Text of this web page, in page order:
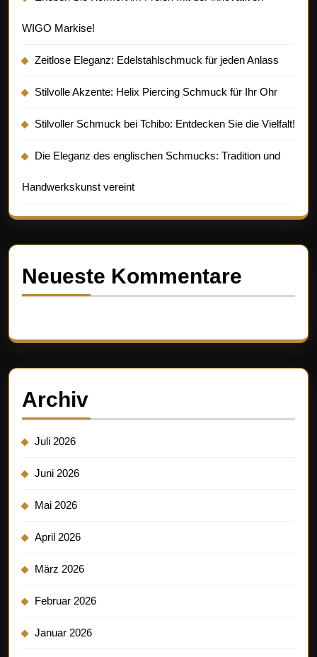
WIGO Markise!
Zeitlose Eleganz: Edelstahlschmuck für jeden Anlass
Stilvolle Akzente: Helix Piercing Schmuck für Ihr Ohr
Stilvoller Schmuck bei Tchibo: Entdecken Sie die Vielfalt!
Die Eleganz des englischen Schmucks: Tradition und
Handwerkskunst vereint
Neueste Kommentare
Archiv
Juli 2026
Juni 2026
Mai 2026
April 2026
März 2026
Februar 2026
Januar 2026